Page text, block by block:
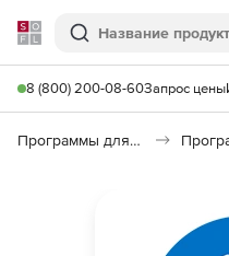
Softline
Поиск
8 (800) 200-08-60Запрос цены
Программы для программирования